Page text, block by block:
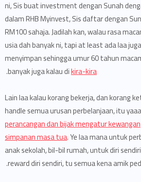
ni, Sis buat investment dengan Sunah
dalam RHB Myinvest, Sis daftar dengan
RM100 sahaja. Jadilah kan, walau rasa
usia dah banyak ni, tapi at least ada laa
menyimpan sehingga umur 60 tahun
banyak juga kalau dikira-kira
.
Lain laa kalau korang bekerja, dan korang
handle semua urusan perbelanjaan, itu
perancangan dan bijak mengatur kewangan
simpanan masa tua. Ye laa mana untuk
anak sekolah, bil-bil rumah, untuk diri
reward diri sendiri, tu semua kena amik